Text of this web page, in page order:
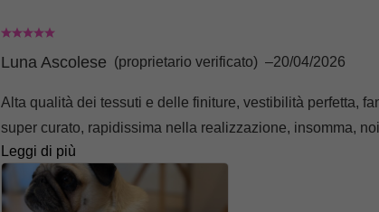
Luna Ascolese (proprietario verificato) –20/04/2026
Alta qualità dei tessuti e delle finiture, vestibilità perfetta,
super curato, rapidissima nella realizzazione, insomma,
Pet! Elettra indossa una F-XS
Leggi di più